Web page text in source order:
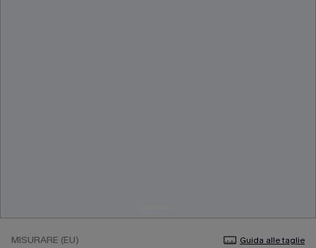
MISURARE (EU) Guida alle taglie